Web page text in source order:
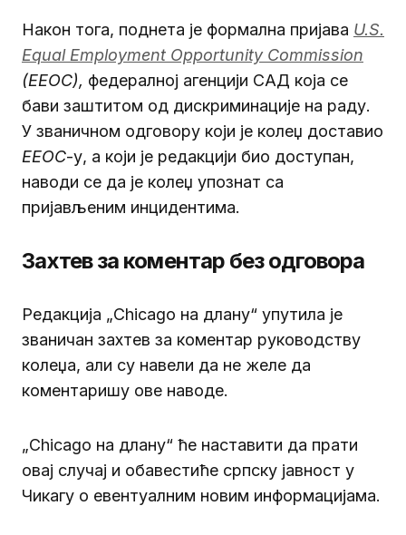
Након тога, поднета је формална пријава U.S.
Equal Employment Opportunity Commission
(EEOC), федералној агенцији САД која се
бави заштитом од дискриминације на раду.
У званичном одговору који је колеџ доставио
EEOC-у, а који је редакцији био доступан,
наводи се да је колеџ упознат са
пријављеним инцидентима.
Захтев за коментар без одговора
Редакција „Chicago на длану“ упутила је
званичан захтев за коментар руководству
колеџа, али су навели да не желе да
коментаришу ове наводе.
„Chicago на длану“ ће наставити да прати
овај случај и обавестиће српску јавност у
Чикагу о евентуалним новим информацијама.